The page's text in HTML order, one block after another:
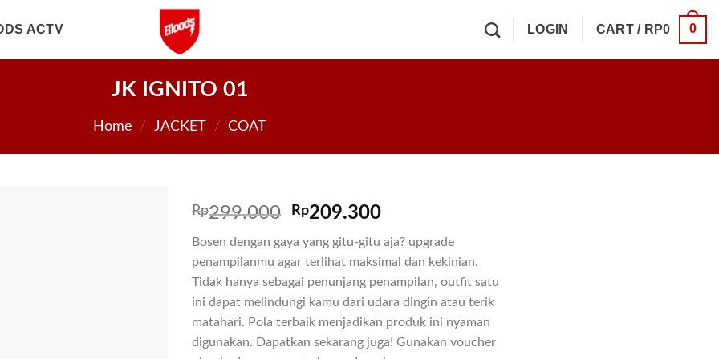
ACTV LOGIN CART / RP0 0
JK IGNITO 01
Home / JACKET / COAT
Rp299.000 Rp209.300
Bosen dengan gaya yang gitu-gitu aja? upgrade
penampilanmu agar terlihat maksimal dan kekinian.
Tidak hanya sebagai penunjang penampilan, outfit satu
ini dapat melindungi kamu dari udara dingin atau terik
matahari. Pola terbaik menjadikan produk ini nyaman
digunakan. Dapatkan sekarang juga! Gunakan voucher